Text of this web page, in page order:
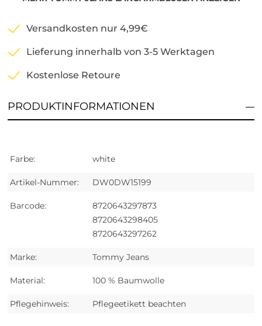
Versandkosten nur 4,99€
Lieferung innerhalb von 3-5 Werktagen
Kostenlose Retoure
PRODUKTINFORMATIONEN
Farbe: white
Artikel-Nummer: DW0DW15199
Barcode:
8720643297873
8720643298405
8720643297262
Marke: Tommy Jeans
Material: 100 % Baumwolle
Pflegehinweis: Pflegeetikett beachten